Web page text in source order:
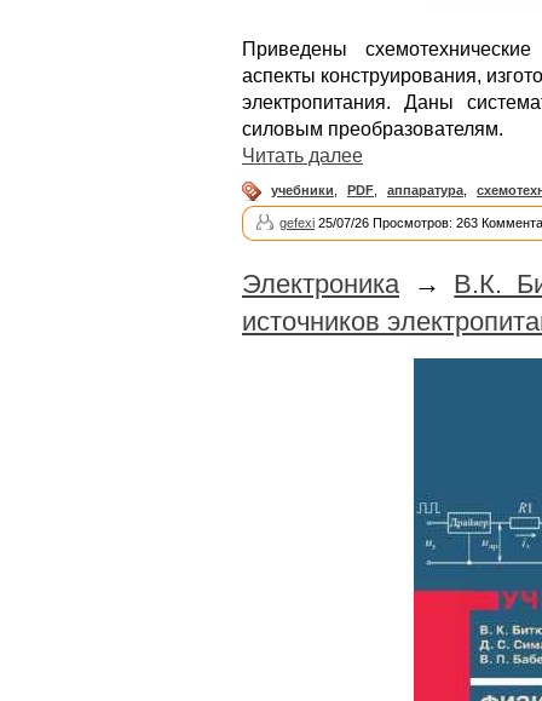
Приведены
аспекты конструирования,
электропитания. Даны
силовым преобразователям.
Читать далее
учебники PDF аппаратура
gefexi 25/07/26 Просмотров: 263
Электроника→ В.К.
источников